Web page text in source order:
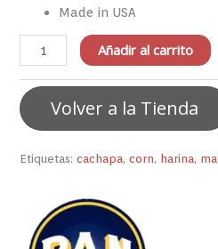
Made in USA
Añadir al carrito
Volver a la Tienda
Etiquetas:cachapa,corn, harina,